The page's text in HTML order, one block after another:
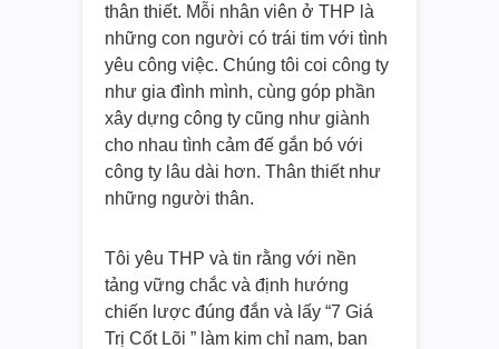
thân thiết. Mỗi nhân viên ở THP là
những con người có trái tim với tình
yêu công việc. Chúng tôi coi công ty
như gia đình mình, cùng góp phần
xây dựng công ty cũng như giành
cho nhau tình cảm đế gắn bó với
công ty lâu dài hơn. Thân thiết như
những người thân.
Tôi yêu THP và tin rằng với nền
tảng vững chắc và định hướng
chiến lược đúng đắn và lấy “7 Giá
Trị Cốt Lõi ” làm kim chỉ nam, ban